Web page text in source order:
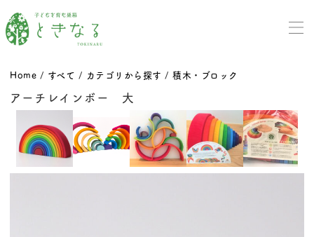
Home / すべて / カテゴリから探す /積木・ブロック
アーチレインボー 大